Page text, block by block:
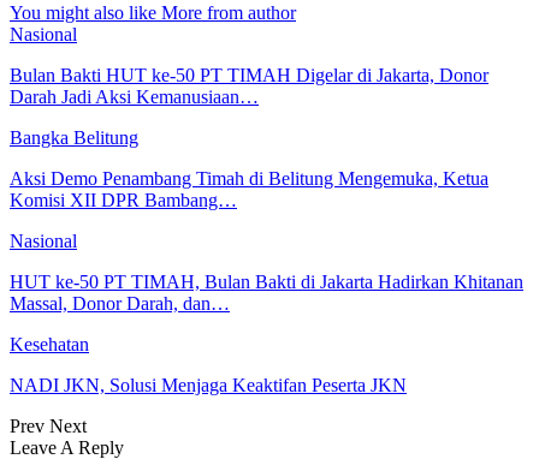
You might also like More from author
Nasional
Bulan Bakti HUT ke-50 PT TIMAH Digelar di Jakarta, Donor
Darah Jadi Aksi Kemanusiaan…
Bangka Belitung
Aksi Demo Penambang Timah di Belitung Mengemuka, Ketua
Komisi XII DPR Bambang…
Nasional
HUT ke-50 PT TIMAH, Bulan Bakti di Jakarta Hadirkan Khitanan
Massal, Donor Darah, dan…
Kesehatan
NADI JKN, Solusi Menjaga Keaktifan Peserta JKN
Prev Next
Leave A Reply